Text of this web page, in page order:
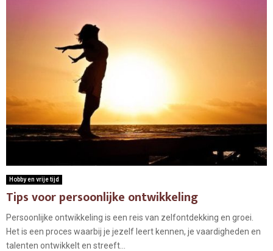
Hobby en vrije tijd
Tips voor persoonlijke ontwikkeling
Persoonlijke ontwikkeling is een reis van zelfontdekking en groei.
Het is een proces waarbij je jezelf leert kennen, je vaardigheden en
talenten ontwikkelt en streeft...